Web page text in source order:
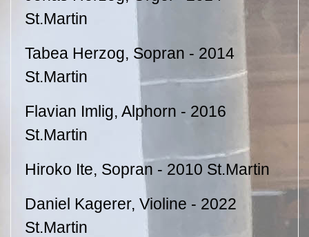
St.Martin
Tabea Herzog, Sopran - 2014
St.Martin
Flavian Imlig, Alphorn - 2016
St.Martin
Hiroko Ite, Sopran - 2010 St.Martin
Daniel Kagerer, Violine - 2022
St.Martin